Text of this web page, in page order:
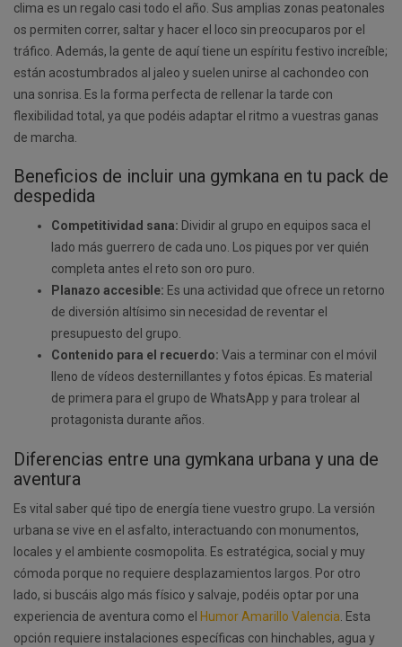
clima es un regalo casi todo el año. Sus amplias zonas peatonales
os permiten correr, saltar y hacer el loco sin preocuparos por el
tráfico. Además, la gente de aquí tiene un espíritu festivo increíble;
están acostumbrados al jaleo y suelen unirse al cachondeo con
una sonrisa. Es la forma perfecta de rellenar la tarde con
flexibilidad total, ya que podéis adaptar el ritmo a vuestras ganas
de marcha.
Beneficios de incluir una gymkana en tu pack de
despedida
Competitividad sana: Dividir al grupo en equipos saca el
lado más guerrero de cada uno. Los piques por ver quién
completa antes el reto son oro puro.
Planazo accesible: Es una actividad que ofrece un retorno
de diversión altísimo sin necesidad de reventar el
presupuesto del grupo.
Contenido para el recuerdo: Vais a terminar con el móvil
lleno de vídeos desternillantes y fotos épicas. Es material
de primera para el grupo de WhatsApp y para trolear al
protagonista durante años.
Diferencias entre una gymkana urbana y una de
aventura
Es vital saber qué tipo de energía tiene vuestro grupo. La versión
urbana se vive en el asfalto, interactuando con monumentos,
locales y el ambiente cosmopolita. Es estratégica, social y muy
cómoda porque no requiere desplazamientos largos. Por otro
lado, si buscáis algo más físico y salvaje, podéis optar por una
experiencia de aventura como el Humor Amarillo Valencia . Esta
opción requiere instalaciones específicas con hinchables, agua y